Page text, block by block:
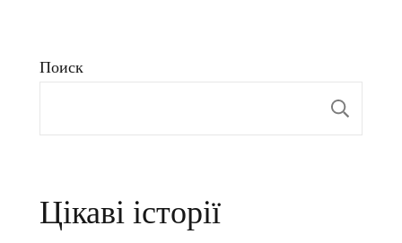
Поиск
Цікаві історії